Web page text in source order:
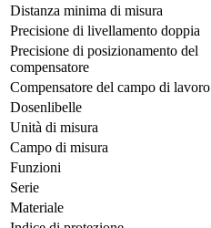
Distanza minima di misura
Precisione di livellamento doppia
Precisione di posizionamento del
compensatore
Compensatore del campo di lavoro
Dosenlibelle
Unità di misura
Campo di misura
Funzioni
Serie
Materiale